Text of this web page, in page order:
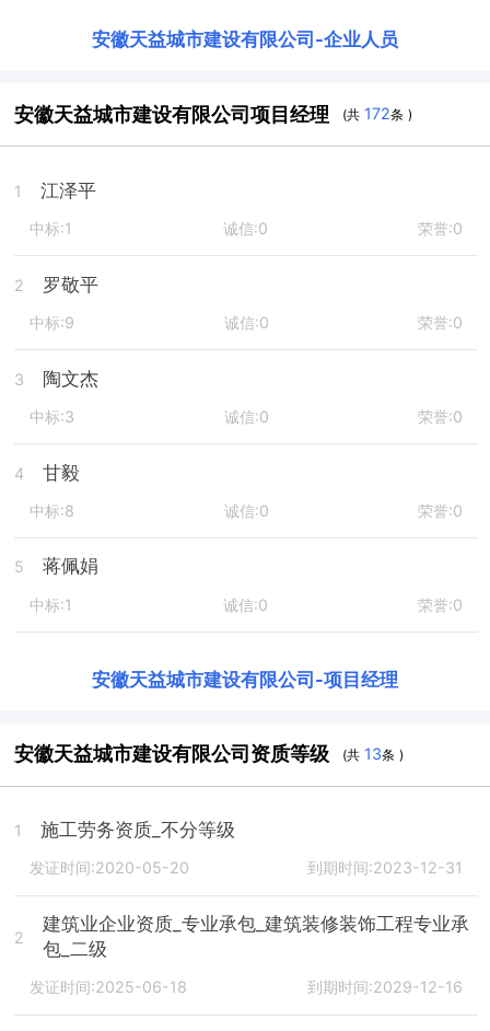
安徽天益城市建设有限公司 -企业人员
安徽天益城市建设有限公司项目经理 (共 172条 )
1 江泽平
中标:1 诚信:0 荣誉:0
2 罗敬平
中标:9 诚信:0 荣誉:0
3 陶文杰
中标:3 诚信:0 荣誉:0
4 甘毅
中标:8 诚信:0 荣誉:0
5 蒋佩娟
中标:1 诚信:0 荣誉:0
安徽天益城市建设有限公司 -项目经理
安徽天益城市建设有限公司资质等级 (共 13条 )
1 施工劳务资质_不分等级
发证时间:2020-05-20 到期时间:2023-12-31
2
建筑业企业资质_专业承包_建筑装修装饰工程专业承
包_二级
发证时间:2025-06-18 到期时间:2029-12-16